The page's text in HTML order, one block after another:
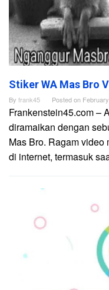
Stiker WA Mas Bro
By frank45 Posted on
Frankenstein45.com –
diramaikan dengan
Mas Bro. Ragam video
di internet, termasuk